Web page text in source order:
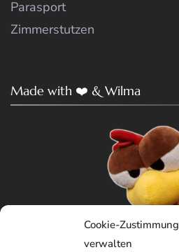
Cookie-Zustimmung
verwalten
Parasport
Zimmerstutzen
Made with ❤️ & Wilma